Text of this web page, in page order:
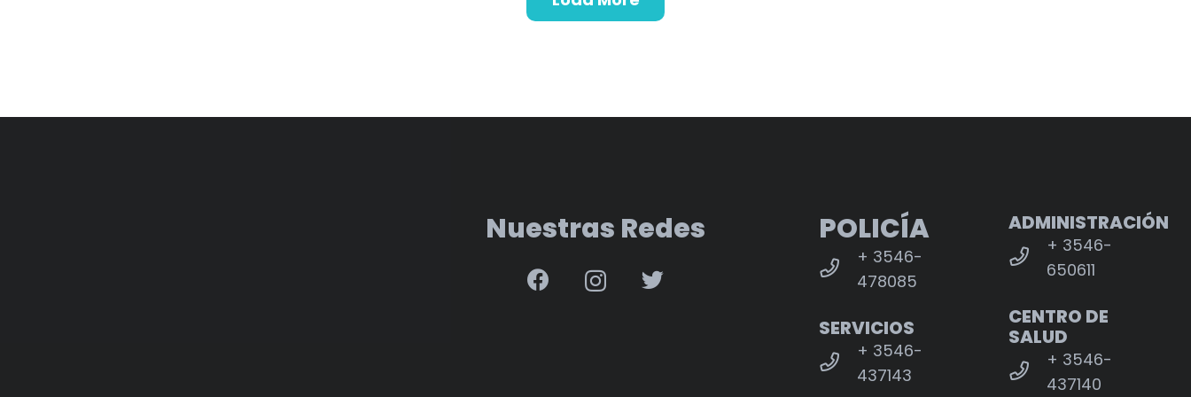
Nuestras Redes POLICÍA
+ 3546-
478085
SERVICIOS
+ 3546-
437143
ADMINISTRACIÓN
+ 3546-
650611
CENTRO DE
SALUD
+ 3546-
437140